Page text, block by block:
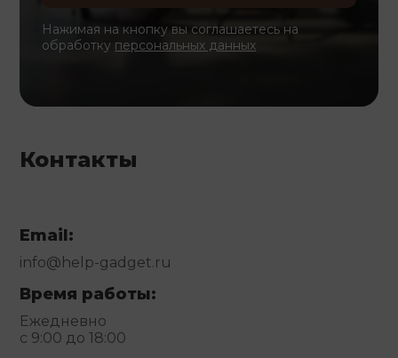
Нажимая на кнопку вы соглашаетесь на
обработку персональных данных
Контакты
Email:
info@help-gadget.ru
Время работы:
Ежедневно
с 9:00 до 18:00